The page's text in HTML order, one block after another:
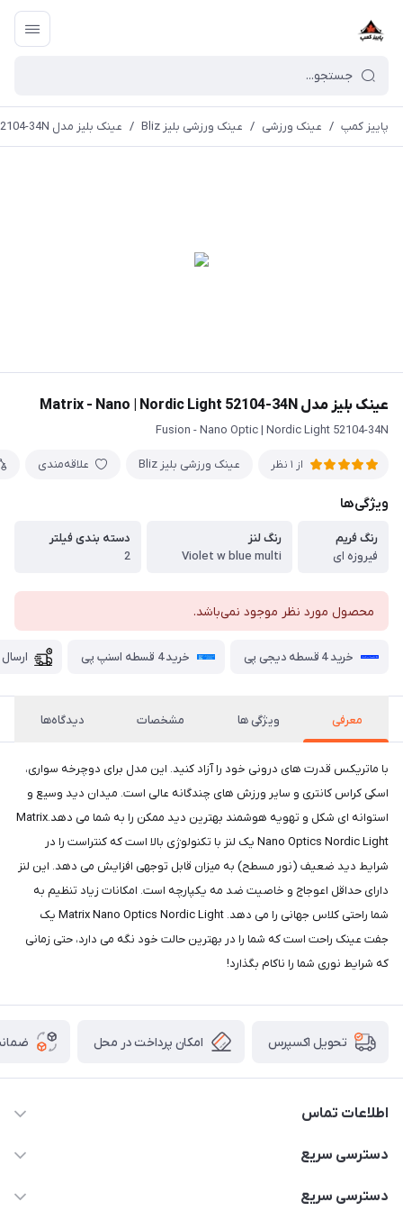
پاییز کمپ / عینک ورزشی / عینک ورزشی بلیز Bliz / عینک بلیز مدل Matrix - Nano | Nordic Light 52104-34N
عینک بلیز مدل Matrix - Nano | Nordic Light 52104-34N
Fusion - Nano Optic | Nordic Light 52104-34N
از 1 نظر عینک ورزشی بلیز Bliz علاقه‌مندی
ویژگی‌ها
رنگ فریم
فیروزه ای
رنگ لنز
Violet w blue multi
دسته بندی فیلتر
2
محصول مورد نظر موجود نمی‌باشد.
خرید 4 قسطه دیجی پی خرید 4 قسطه اسنپ پی
معرفی ویژگی ها مشخصات دیدگاه‌ها
با ماتریکس قدرت های درونی خود را آزاد کنید. این مدل برای دوچرخه سواری،
اسکی کراس کانتری و سایر ورزش های چندگانه عالی است. میدان دید وسیع و
استوانه ای شکل و تهویه هوشمند بهترین دید ممکن را به شما می دهد.Matrix
Nano Optics Nordic Light یک لنز با تکنولوژی بالا است که کنتراست را در
شرایط دید ضعیف (نور مسطح) به میزان قابل توجهی افزایش می دهد. این لنز
دارای حداقل اعوجاج و خاصیت ضد مه یکپارچه است. امکانات زیاد تنظیم به
شما راحتی کلاس جهانی را می دهد. Matrix Nano Optics Nordic Light یک
جفت عینک راحت است که شما را در بهترین حالت خود نگه می دارد، حتی زمانی
که شرایط نوری شما را ناکام بگذارد!
تحویل اکسپرس امکان پرداخت در محل
اطلاعات تماس
02166456492 - 09121933405
دسترسی سریع
خرید کیسه خواب
دسترسی سریع